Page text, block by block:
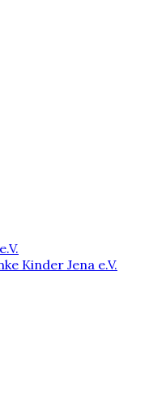
Kinder Jena e.V.